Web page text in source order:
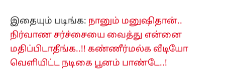
இதையும் படிங்க: நானும் மனுஷிதான்..
நிர்வாண சர்ச்சையை வைத்து என்னை
மதிப்பிடாதீங்க..!! கண்ணீர்மல்க வீடியோ
வெளியிட்ட நடிகை பூனம் பாண்டே..!